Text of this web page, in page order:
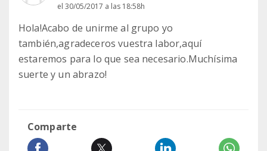
el 30/05/2017 a las 18:58h
Hola!Acabo de unirme al grupo yo
también,agradeceros vuestra labor,aquí
estaremos para lo que sea necesario.Muchísima
suerte y un abrazo!
Comparte